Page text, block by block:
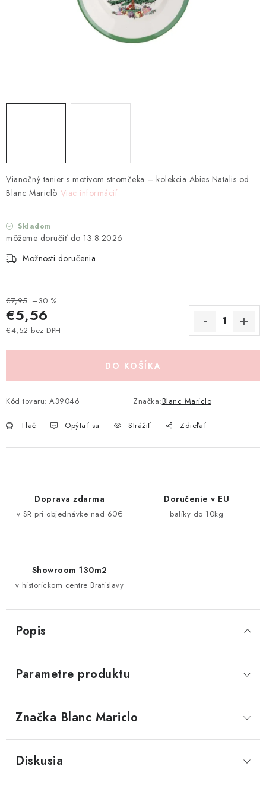
ZNAČKY
Ako nakupovať
Podmienky ochrany osobných údajov
Návod na údržbu nábytku
Vianočný tanier s motívom stromčeka – kolekcia Abies Natalis od
Blanc Mariclò Viac informácií
Skladom
13.8.2026
Možnosti doručenia
€7,95 –30 %
€5,56
€4,52 bez DPH
DO KOŠÍKA
Kód tovaru: A39046 Značka:Blanc Mariclo
Tlač Opýtať sa Strážiť Zdieľať
Doprava zdarma
v SR pri objednávke nad 60€
Doručenie v EU
balíky do 10kg
Showroom 130m2
v historickom centre Bratislavy
Popis
Parametre produktu
Značka Blanc Mariclo
Diskusia